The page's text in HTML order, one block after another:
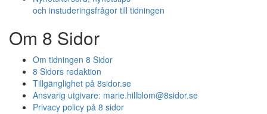
och instuderingsfrågor till tidningen
Om 8 Sidor
Om tidningen 8 Sidor
8 Sidors redaktion
Tillgänglighet på 8sidor.se
Ansvarig utgivare: marie.hillblom@8sidor.se
Privacy policy på 8 sidor